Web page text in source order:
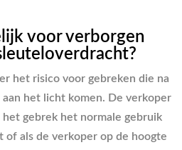
voor verborgen
het risico voor gebreken die na
het licht komen. De verkoper
het gebrek het normale gebruik
of als de verkoper op de hoogte